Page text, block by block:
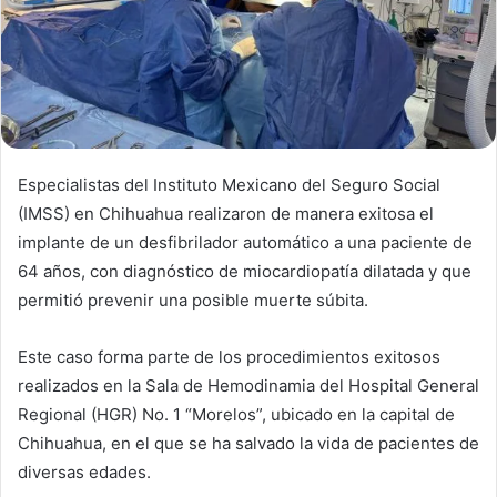
Especialistas del Instituto Mexicano del Seguro Social
(IMSS) en Chihuahua realizaron de manera exitosa el
implante de un desfibrilador automático a una paciente de
64 años, con diagnóstico de miocardiopatía dilatada y que
permitió prevenir una posible muerte súbita.
Este caso forma parte de los procedimientos exitosos
realizados en la Sala de Hemodinamia del Hospital General
Regional (HGR) No. 1 “Morelos”, ubicado en la capital de
Chihuahua, en el que se ha salvado la vida de pacientes de
diversas edades.